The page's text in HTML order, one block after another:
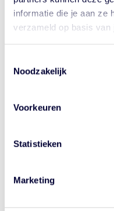
informatie die je aan ze
verzameld op basis van
Noodzakelijk
Voorkeuren
Statistieken
Marketing
vond Sparks-coach
kwart spelen we op
terug tot op twaalf
binnen de tien te
maken. We verliezen
zoveel beter is. We
Topscorers
punten (7/16) en 8
Topscorers Sparks:
LIONS